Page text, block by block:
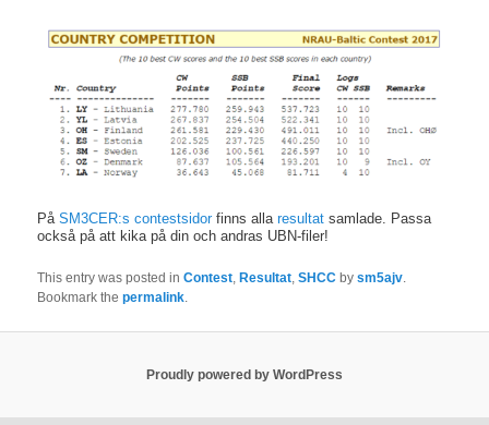
PåSM3CER:s contestsidorfinns allaresultat samlade. Passa
också på att kika på din och andras UBN-filer!
This entry was posted inContest, Resultat,SHCC bysm5ajv.
Bookmark thepermalink.
Proudly powered by WordPress